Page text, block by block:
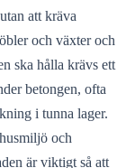
att kräva
och växter och
ska hålla krävs ett
betongen, ofta
i tunna lager.
och
är viktigt så att